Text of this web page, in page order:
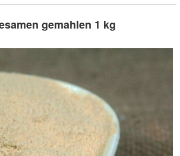
gemahlen 1 kg